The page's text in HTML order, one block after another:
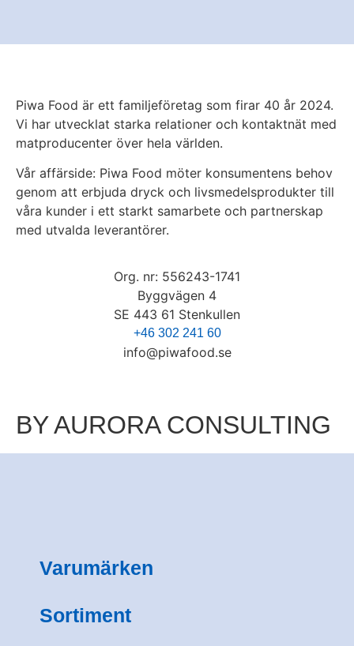
Piwa Food är ett familjeföretag som firar 40 år 2024.
Vi har utvecklat starka relationer och kontaktnät med
matproducenter över hela världen.
Vår affärside: Piwa Food möter konsumentens behov
genom att erbjuda dryck och livsmedelsprodukter till
våra kunder i ett starkt samarbete och partnerskap
med utvalda leverantörer.
Org. nr: 556243-1741​
Byggvägen 4
SE 443 61 Stenkullen
+46 302 241 60
info@piwafood.se
BY AURORA CONSULTING
Varumärken
Sortiment